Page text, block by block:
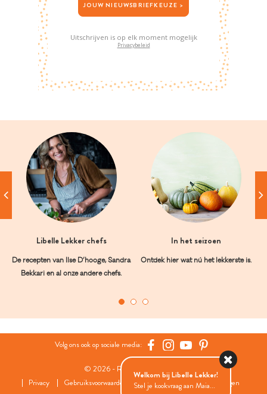
JOUW NIEUWSBRIEFKEUZE >
Uitschrijven is op elk moment mogelijk
Privacybeleid
Libelle Lekker chefs
De recepten van Ilse D’hooge, Sandra
Bekkari en al onze andere chefs.
In het seizoen
Ontdek hier wat nú het lekkerste is.
Volg ons ook op sociale media:
© 2026 - Roularta Media Group
Privacy
Gebruiksvoorwaarden Cookies Cookies instellingen
Welkom bij Libelle Lekker!
Stel je kookvraag aan Maia...